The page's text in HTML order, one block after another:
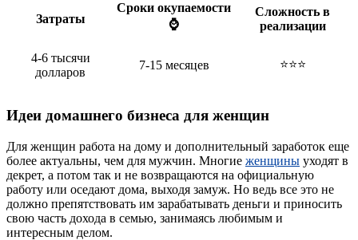
Затраты
Сроки окупаемости
⌚
Сложность в
реализации
4-6 тысячи
долларов
7-15 месяцев ⭐⭐⭐
Идеи домашнего бизнеса для женщин
Для женщин работа на дому и дополнительный заработок еще
более актуальны, чем для мужчин. Многие женщины уходят в
декрет, а потом так и не возвращаются на официальную
работу или оседают дома, выходя замуж. Но ведь все это не
должно препятствовать им зарабатывать деньги и приносить
свою часть дохода в семью, занимаясь любимым и
интересным делом.